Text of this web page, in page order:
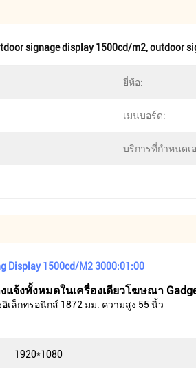
signage display 1500cd/m2,outdoor
ยี่ห้อ:
เมนบอร์ด:
บริการที่กำหนดเ
Display 1500cd/M2 3000:01:00
จ้งทั้งหมดในเครื่องเดียวโฆษณา
เล็กทรอนิกส์ 1872 มม. ความสูง 55 นิ้ว
1920*1080